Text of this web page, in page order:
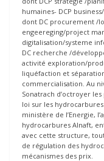
humaines- DCP
dont DC procurement /
engeereging/project
digitalisation/systeme
DC recherche /
activité exploration/
liquéfaction et
commercialisation. Au
Sonatrach d’octroyer
loi sur les
ministère de l’Energie,
hydrocarbures Alnaft,
avec cette structure,
de régulation des
mécanismes des prix.